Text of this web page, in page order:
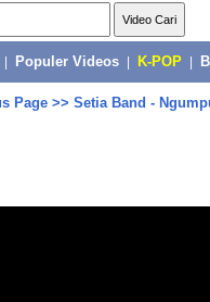
Populer Videos K-POP
Page>> Setia Band -